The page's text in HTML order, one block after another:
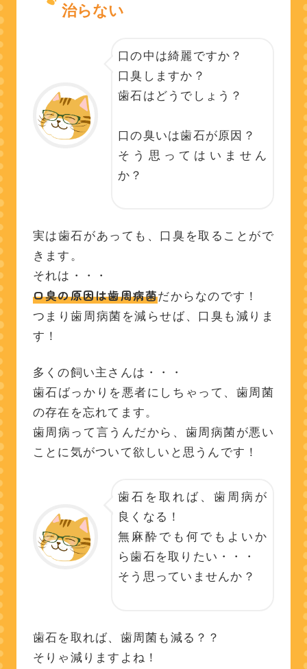
治らない
口の中は綺麗ですか？
口臭しますか？
歯石はどうでしょう？
口の臭いは歯石が原因？
そう思ってはいません
か？
実は歯石があっても、口臭を取ることがで
きます。
それは・・・
口臭の原因は歯周病菌だからなのです！
つまり歯周病菌を減らせば、口臭も減りま
す！
多くの飼い主さんは・・・
歯石ばっかりを悪者にしちゃって、歯周菌
の存在を忘れてます。
歯周病って言うんだから、歯周病菌が悪い
ことに気がついて欲しいと思うんです！
歯石を取れば、歯周病が
良くなる！
無麻酔でも何でもよいか
ら歯石を取りたい・・・
そう思っていませんか？
歯石を取れば、歯周菌も減る？？
そりゃ減りますよね！